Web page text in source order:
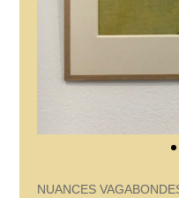
NUANCES